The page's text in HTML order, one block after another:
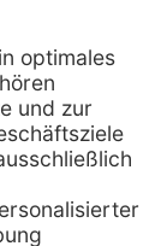
GmbH